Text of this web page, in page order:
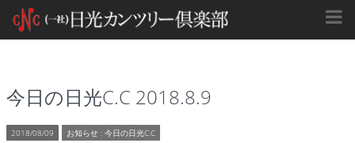
今日の日光C.C 2018.8.9
2018/08/09 お知らせ : 今日の日光C.C